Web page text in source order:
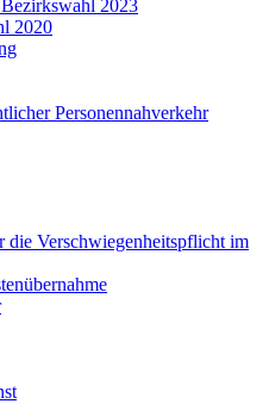
2023
2020
Personennahverkehr
die Verschwiegenheitspflicht im